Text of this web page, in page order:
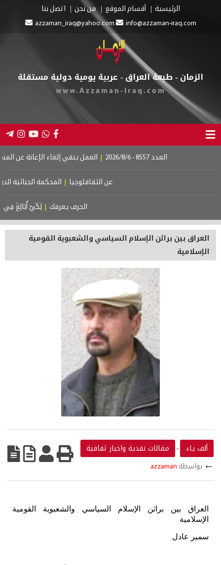
الرئيسية أقسام الموقع من نحن
اتصل بنا
azzaman_iraq@yahoo.com
info@azzaman-iraq.com
الزمان - طبعة العراق - عربية يومية دولية مستقلة
www.Azzaman-Iraq.com
| العمل ينفي إلغاء الإعانة عن المستفيدين
عن الثقافلوجيا | المحكمة الجنائية
الحرف يعرفك | لِكَيْ أُبَالِغَ فِي حُبِّكِ
العراق بين براثن الإسلام السياسي والشعبوية القومية
الإسلامية
ألف ياء - مقالات نقدية واخبار ثقافية
← بواسطة azzaman
العراق بين براثن الإسلام السياسي والشعبوية القومية
الإسلامية
سمير عادل